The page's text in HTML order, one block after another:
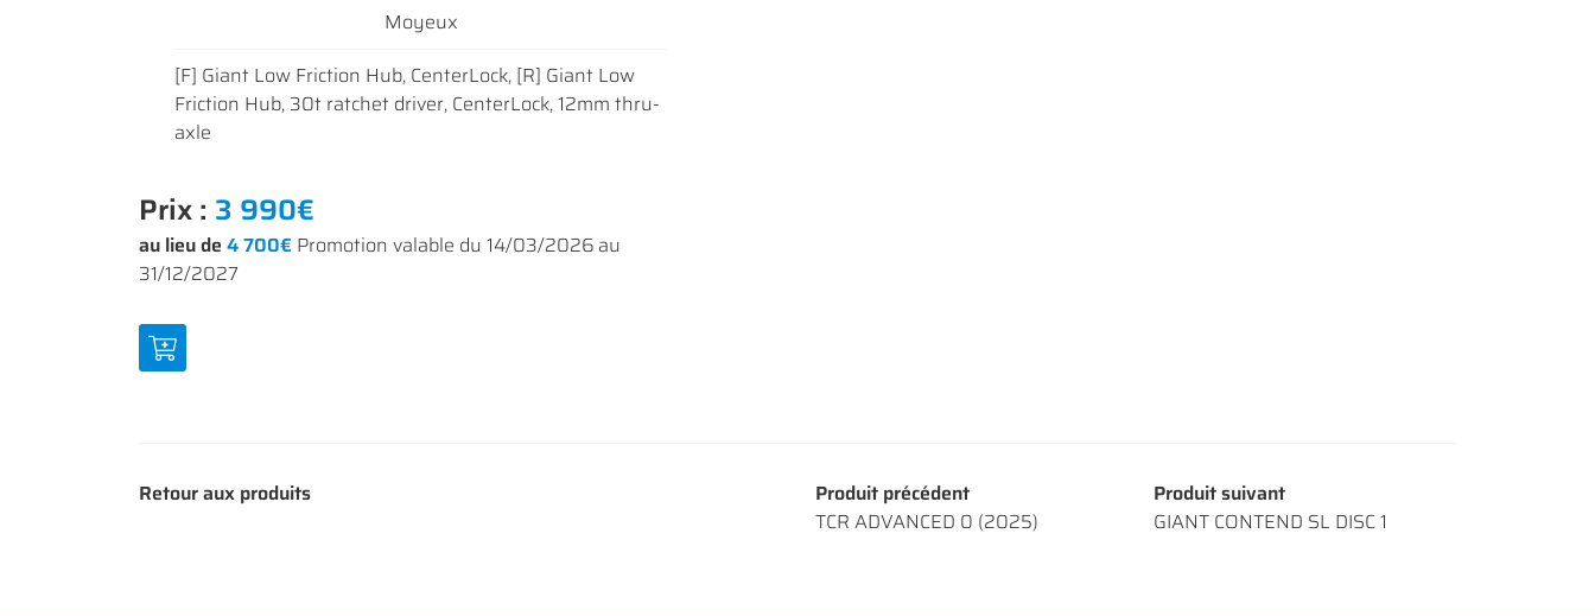
Moyeux
[F] Giant Low Friction Hub, CenterLock, [R] Giant Low
Friction Hub, 30t ratchet driver, CenterLock, 12mm thru-
axle
Prix : 3 990€
au lieu de 4 700€ Promotion valable du 14/03/2026 au
31/12/2027
Retour aux produits
Produit précédent
TCR ADVANCED 0 (2025)
Produit suivant
GIANT CONTEND SL DISC 1